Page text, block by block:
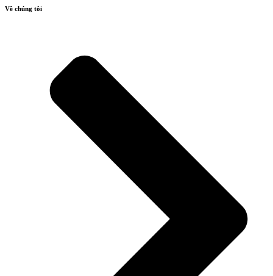
Về chúng tôi